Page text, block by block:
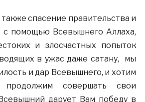
спасение правительства и
с помощью Всевышнего Аллаха,
и злосчастных попыток
в ужас даже сатану, мы
и дар Всевышнего, и хотим
совершать свои
дарует Вам победу в